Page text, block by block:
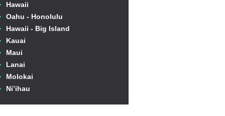
Hawaii
Oahu - Honolulu
Hawaii - Big Island
Kauai
Maui
Lanai
Molokai
Ni’ihau